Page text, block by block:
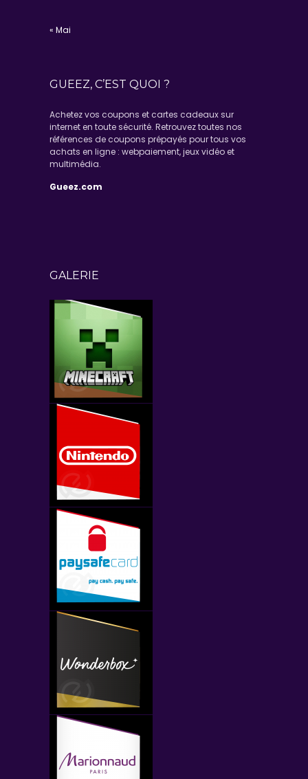
« Mai
GUEEZ, C’EST QUOI ?
Achetez vos coupons et cartes cadeaux sur
internet en toute sécurité. Retrouvez toutes nos
références de coupons prépayés pour tous vos
achats en ligne : webpaiement, jeux vidéo et
multimédia.
Gueez.com
GALERIE